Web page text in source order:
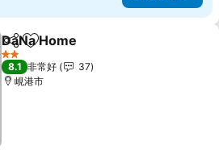
分享 加入我的最愛
DaNa Home
2 星級
8.1 非常好
37
峴港市